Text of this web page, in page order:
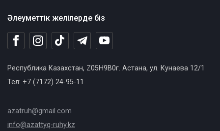
Әлеуметтік желілерде біз
Республика Казахстан, Z05H9B0г. Астана, ул. Кунаева 12/1
Тел: +7 (7172) 24-95-11
azatruh@gmail.com
info@azattyq-ruhy.kz